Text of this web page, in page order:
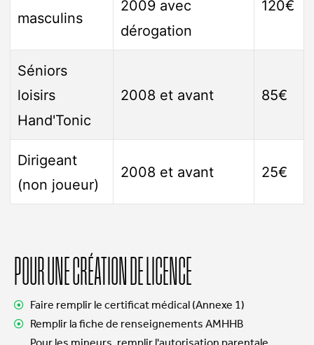
masculins
2009 avec
dérogation
120€
Séniors
loisirs
Hand'Tonic
2008 et avant 85€
Dirigeant
(non joueur)
2008 et avant 25€
POUR UNE CRÉATION DE LICENCE
Faire remplir le certificat médical (Annexe 1)
Remplir la fiche de renseignements AMHHB